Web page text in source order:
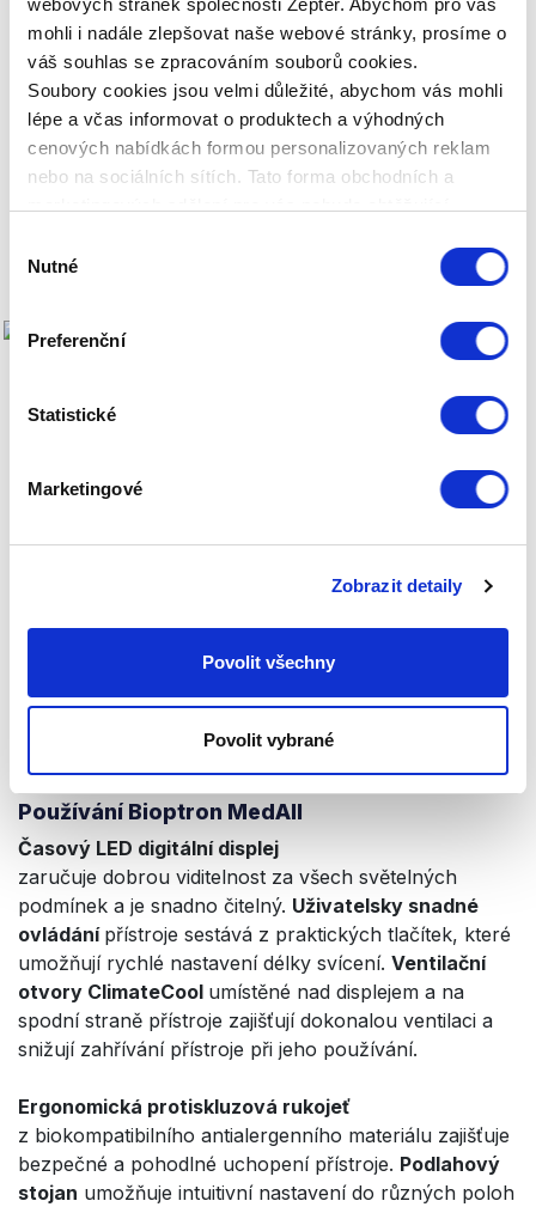
webových stránek společnosti Zepter. Abychom pro vás
mohli i nadále zlepšovat naše webové stránky, prosíme o
váš souhlas se zpracováním souborů cookies.
Soubory cookies jsou velmi důležité, abychom vás mohli
lépe a včas informovat o produktech a výhodných
cenových nabídkách formou personalizovaných reklam
nebo na sociálních sítích. Tato forma obchodních a
souhlasu
Nutné
Preferenční
Statistické
Marketingové
Zobrazit detaily
Povolit všechny
Povolit vybrané
cm.
3. krok – Nastavte požadovanou nebo lékařem
doporučenoudobu aplikace(obvykle 4 až 10 minut).
4. krok –Zapněte přístroj a relaxujte. Doba
trvání léčby závisí na druhu poranění.
Doporučujeme denně alespoň 3x, ale vzhledem k
tomu, že nejsou známy žádné vedlejší negativní
Efektivní účinnost je při aplikaci až 5x denně.
Používání Bioptron MedAll
Časový LED digitální displej
zaručuje dobrou viditelnost za všech světelných
podmínek a je snadno čitelný. Uživatelsky snadné
ovládání přístroje sestává z praktických tlačítek, které
umožňují rychlé nastavení délky svícení. Ventilační
otvory ClimateCool umístěné nad displejem a na
spodní straně přístroje zajišťují dokonalou ventilaci a
snižují zahřívání přístroje při jeho používání.
Ergonomická protiskluzová rukojeť
z biokompatibilního antialergenního materiálu zajišťuje
bezpečné a pohodlné uchopení přístroje. Podlahový
stojan umožňuje intuitivní nastavení do různých poloh